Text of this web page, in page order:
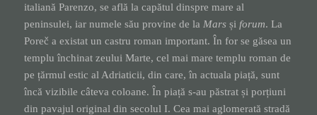
italiană Parenzo, se află la capătul dinspre mare al
peninsulei, iar numele său provine de la Mars și forum. La
Poreč a existat un castru roman important. În for se găsea un
templu închinat zeului Marte, cel mai mare templu roman de
pe țărmul estic al Adriaticii, din care, în actuala piață, sunt
încă vizibile câteva coloane. În piață s-au păstrat și porțiuni
din pavajul original din secolul I. Cea mai aglomerată stradă